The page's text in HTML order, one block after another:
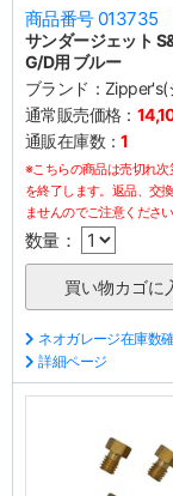
商品番号 013735
サンダージェット
G/D用 ブルー
ブランド： Zipper's(
通常販売価格：
通販在庫数：1
※こちらの商品は売切れ次
を終了します。返品、交
ませんのでご注意ください
数量：
ネオガレージ在庫数
詳細ページ